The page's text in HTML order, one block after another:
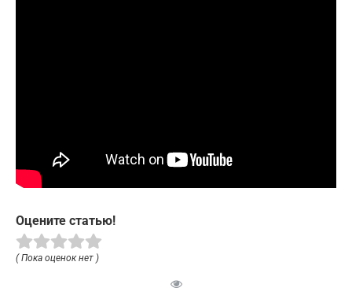
Оцените статью!
( Пока оценок нет )